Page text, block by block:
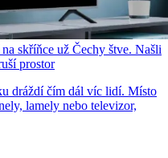
skříňce už Čechy štve. Našli
prostor
dráždí čím dál víc lidí. Místo
lamely nebo televizor,